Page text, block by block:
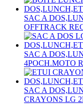
SAC A
OFFTRACK
SAC A
4POCH.MOTO
SAC A
CRAYONS LG